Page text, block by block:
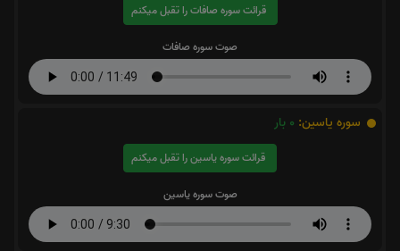
قرائت سوره صافات را تقبل میکنم
صوت سوره صافات
سوره یاسین: 0 بار
قرائت سوره یاسین را تقبل میکنم
صوت سوره یاسین